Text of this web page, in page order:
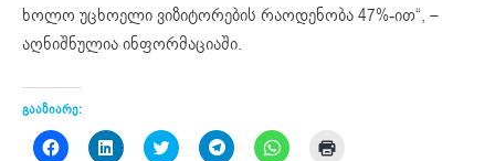
ხოლო უცხოელი ვიზიტორების რაოდენობა 47%-ით“, –
აღნიშნულია ინფორმაციაში.
გააზიარე:
Click Click Click Click Click